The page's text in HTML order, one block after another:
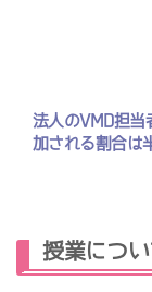
法人のVMD担当
加される割合は
授業につ